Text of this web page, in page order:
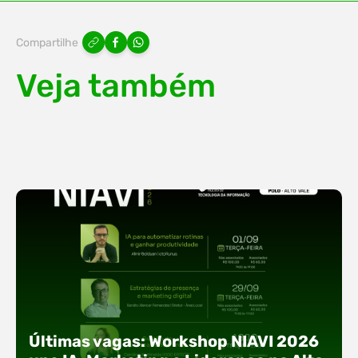
Compartilhe
Veja também
Últimas vagas: Workshop NIAVI 2026